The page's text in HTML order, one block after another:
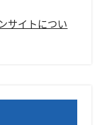
サイトについ